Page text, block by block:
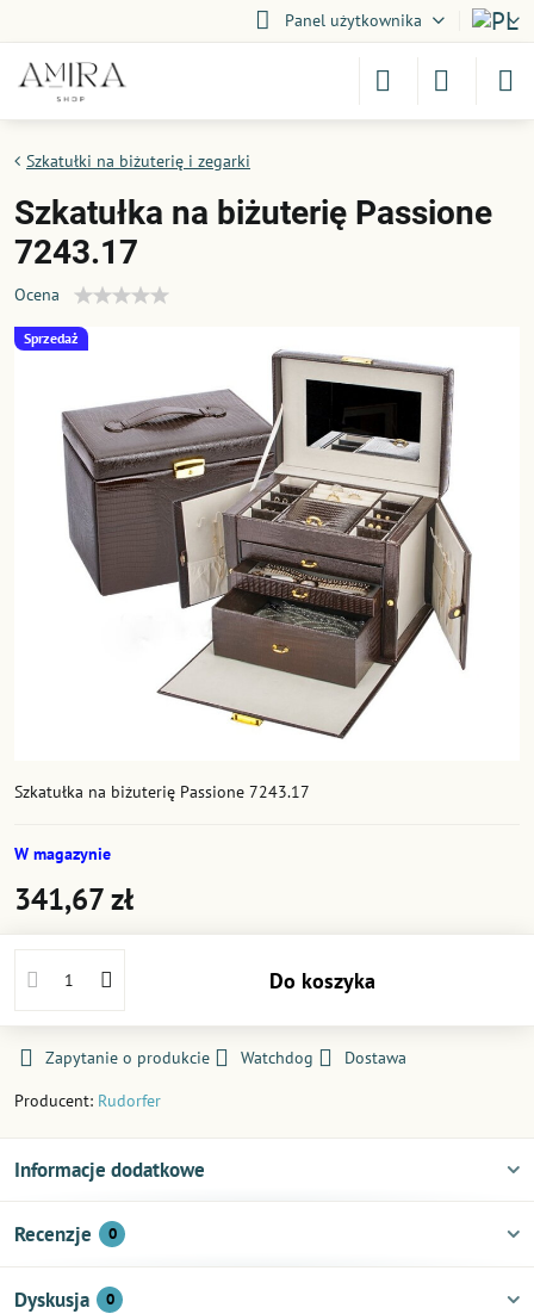
Panel użytkownika
Sprzedaż
Szkatułki na biżuterię i zegarki
Szkatułka na biżuterię Passione
7243.17
Ocena
Szkatułka na biżuterię Passione 7243.17
W magazynie
341,67 zł
Do koszyka
Zapytanie o produkcie Watchdog
Dostawa
Producent: Rudorfer
Informacje dodatkowe
Recenzje 0
Dyskusja 0